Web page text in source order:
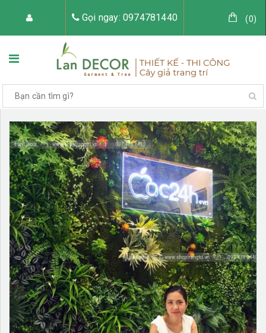
Gọi ngay: 0974781440 (0)
TRANG CHỦ VỀ LAN DECOR
CÂY GIẢ TRANG TRÍ TIỂU CẢNH CÂY GIẢ
TƯỜNG CÂY GIẢ KHĂN TRẢI BÀN